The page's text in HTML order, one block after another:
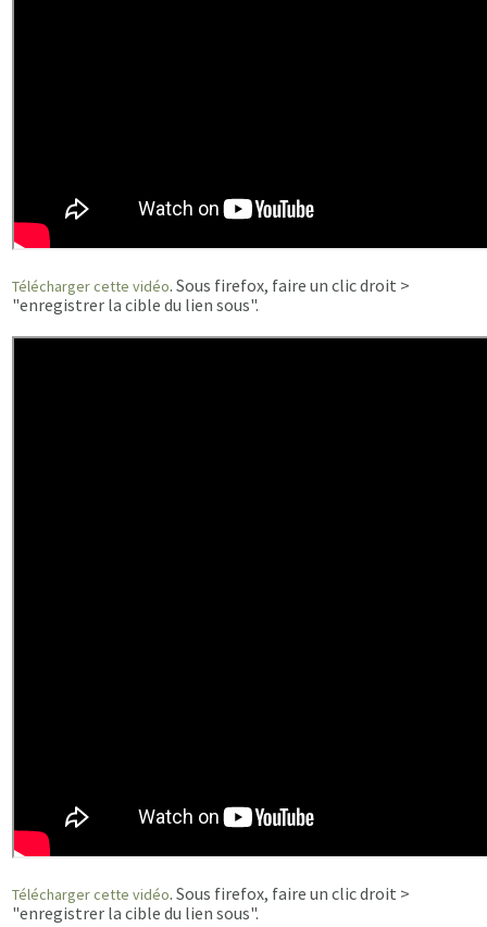
Télécharger cette vidéo. Sous firefox, faire un clic droit >
"enregistrer la cible du lien sous".
Télécharger cette vidéo. Sous firefox, faire un clic droit >
"enregistrer la cible du lien sous".